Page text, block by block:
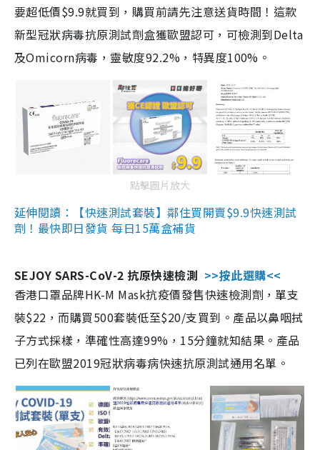
要超低價$9.9就買到，購買前請先注意送貨時間！這款
新型冠狀病毒抗原測試劑盒獲歐盟認可，可檢測到Delta
及Omicorn病毒，靈敏度92.2%，特異度100%。
點擊圖片放大
延伸閱讀：【快速測試套裝】鄰住買開賣$9.9快速測試
劑！最快即日發貨 每日15萬盒補貨
SEJOY SARS-CoV-2 抗原快速檢測 >>按此選購<<
香港口罩品牌HK-M Mask抗疫價發售快速檢測劑，單支
裝$22，而購買500套裝低至$20/支買到。產品以鼻咽拭
子方式採樣，準確性高達99%，15分鐘就知結果。產品
已列在歐盟2019冠狀病毒病快速抗原測試通用名單。